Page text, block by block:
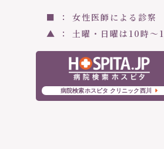
■ ： 女性医師による診察
▲ ： 土曜・日曜は10時〜
病院検索ホスピタ クリニック西川